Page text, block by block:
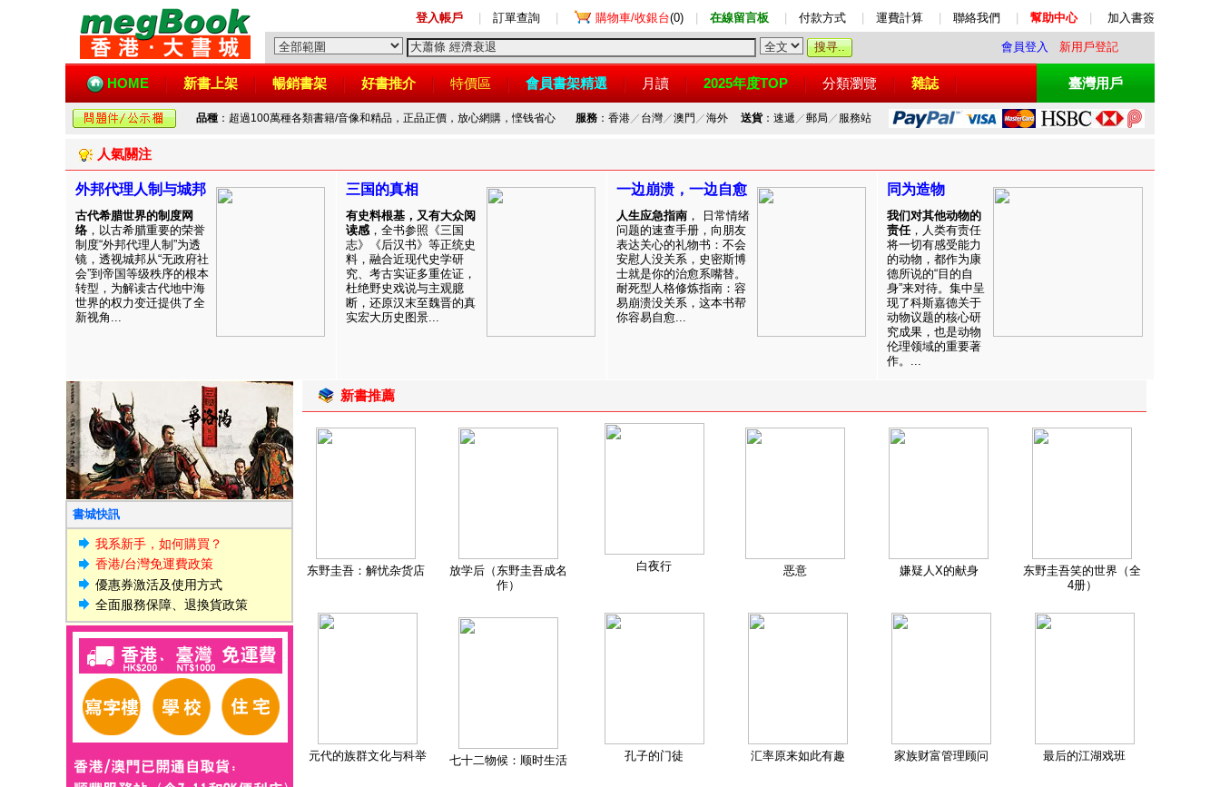
登入帳戶 訂單查詢 購物車/收銀台(0) 在線留言板 付款方式 運費計算 聯絡我們 幫助中心 加入書簽
會員登入 新用戶登記
HOME 新書上架 暢銷書架 好書推介 特價區 會員書架精選 月讀 2025年度TOP 分類瀏覽 雜誌 臺灣用戶
品種 ：超過100萬種各類書籍/音像和精品，正品正價，放心網購，悭钱省心 服務：香港／ 台灣／澳門 ／海外 送貨：速遞 ／郵局 ／ 服務站
人氣關注
外邦代理人制与城邦
古代希腊世界的制度网
络 ，以古希腊重要的荣誉
制度“外邦代理人制”为透
镜，透视城邦从“无政府社
会”到帝国等级秩序的根本
转型，为解读古代地中海
世界的权力变迁提供了全
新视角...
三国的真相
有史料根基，又有大众阅
读感 ，全书参照《三国
志》《后汉书》等正统史
料，融合近现代史学研
究、考古实证多重佐证，
杜绝野史戏说与主观臆
断，还原汉末至魏晋的真
实宏大历史图景...
一边崩溃，一边自愈
人生应急指南 ， 日常情绪
问题的速查手册，向朋友
表达关心的礼物书：不会
安慰人没关系，史密斯博
士就是你的治愈系嘴替。
耐死型人格修炼指南：容
易崩溃没关系，这本书帮
你容易自愈...
同为造物
我们对其他动物的
责任，人类有责任
将一切有感受能力
的动物，都作为康
德所说的“目的自
身”来对待。集中呈
现了科斯嘉德关于
动物议题的核心研
究成果，也是动物
伦理领域的重要著
作。...
書城快訊
我系新手，如何購買？
香港/台灣免運費政策
優惠券激活及使用方式
全面服務保障、退換貨政策
新書推薦
东野圭吾：解忧杂货店
放学后（东野圭吾成名
作）
白夜行 恶意 嫌疑人X的献身
东野圭吾笑的世界（全
4册）
元代的族群文化与科举 七十二物候：顺时生活 孔子的门徒 汇率原来如此有趣 家族财富管理顾问 最后的江湖戏班